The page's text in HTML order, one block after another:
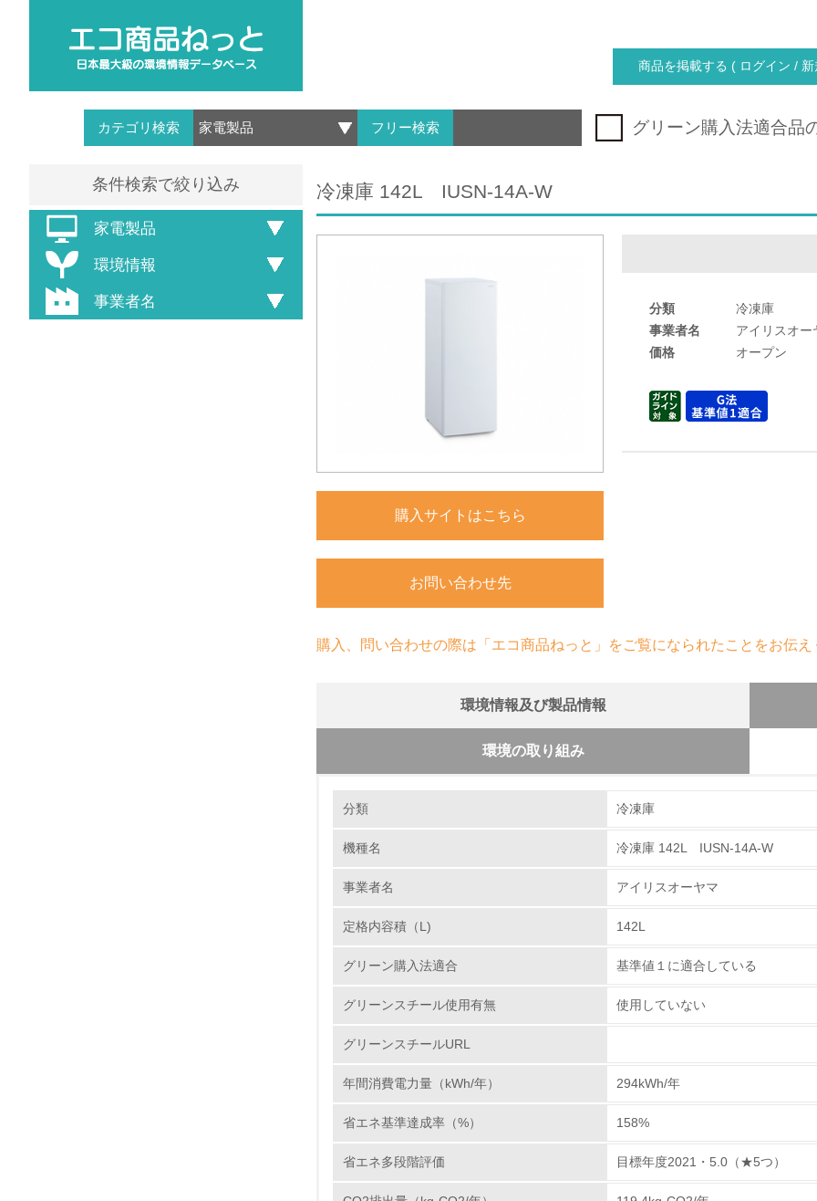
商品を掲載する ( ログイン / 新
カテゴリ検索 フリー検索 グリーン購入法適合品
条件検索で絞り込み
家電製品
環境情報
事業者名
冷凍庫 142L IUSN-14A-W
購入サイトはこちら
お問い合わせ先
分類
冷凍庫
事業者名
アイリスオー
価格
オープン
購入、問い合わせの際は「エコ商品ねっと」をご覧になられたことをお伝え
環境情報及び製品情報
環境の取り組み
1.環境取り組み体制
No. チェック項目
レベル2
分類 冷凍庫
機種名 冷凍庫 142L IUSN-14A-W
事業者名 アイリスオーヤマ
定格内容積（L) 142L
グリーン購入法適合 基準値１に適合している
グリーンスチール使用有無 使用していない
グリーンスチールURL
年間消費電力量（kWh/年） 294kWh/年
省エネ基準達成率（%） 158%
省エネ多段階評価 目標年度2021・5.0（★5つ）